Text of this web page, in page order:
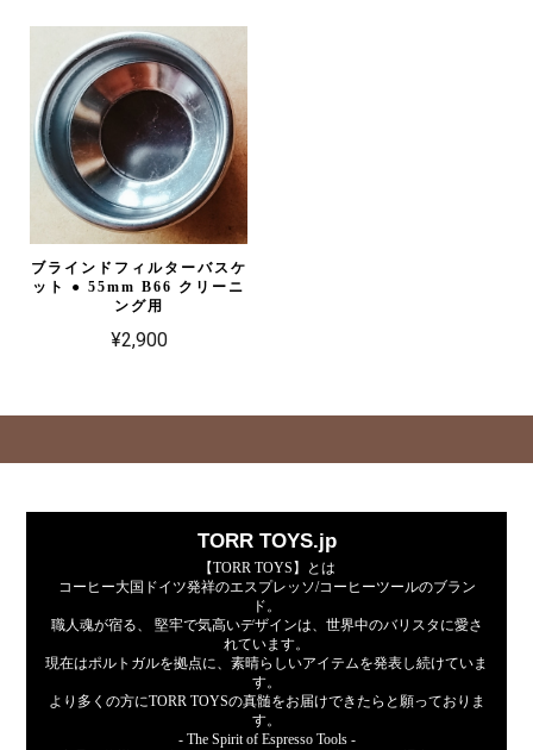
ブラインドフィルターバスケ
ット ● 55mm B66 クリーニ
ング用
¥2,900
TORR TOYS.jp
【TORR TOYS】とは
コーヒー大国ドイツ発祥のエスプレッソ/コーヒーツールのブラン
ド。
職人魂が宿る、 堅牢で気高いデザインは、世界中のバリスタに愛さ
れています。
現在はポルトガルを拠点に、素晴らしいアイテムを発表し続けていま
す。
より多くの方にTORR TOYSの真髄をお届けできたらと願っておりま
す。
- The Spirit of Espresso Tools -